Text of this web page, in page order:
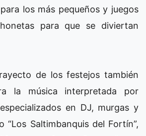
los más pequeños y juegos
para que se diviertan
de los festejos también
la música interpretada por
en DJ, murgas y
“Los Saltimbanquis del Fortín”,